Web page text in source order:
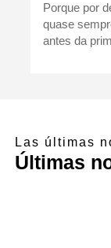
Porque por
quase
antes da
Las últimas
Últimas